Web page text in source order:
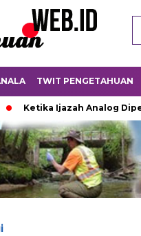
TWIT PENGETAHUAN
Ijazah Analog